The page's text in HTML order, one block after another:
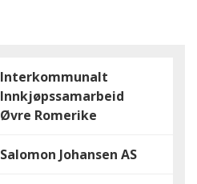
Interkommunalt
Innkjøpssamarbeid
Øvre Romerike
Salomon Johansen AS